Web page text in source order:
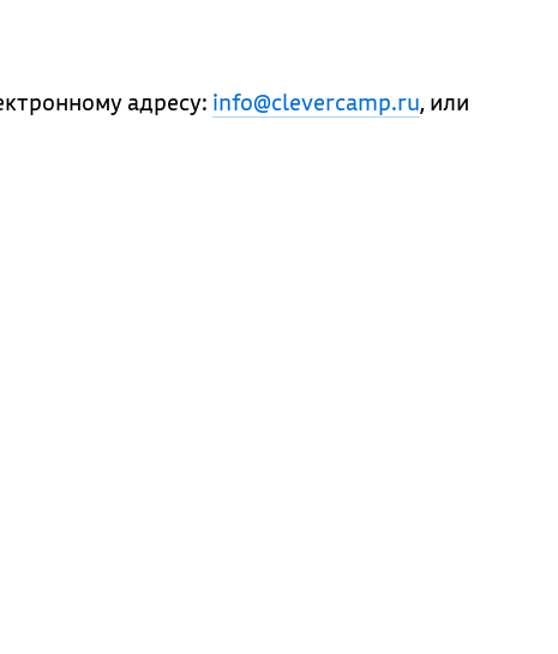
адресу: info@clevercamp.ru, или